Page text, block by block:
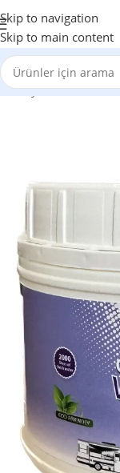
Skip to navigation
Skip to main content
Sayfa/Temizlik